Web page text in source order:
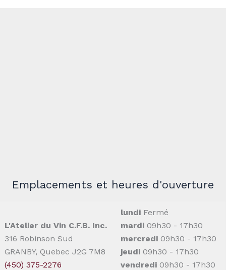
Emplacements et heures d'ouverture
L'Atelier du Vin C.F.B. Inc.
316 Robinson Sud
GRANBY, Quebec J2G 7M8
(450) 375-2276
lundi Fermé
mardi 09h30 - 17h30
mercredi 09h30 - 17h30
jeudi 09h30 - 17h30
vendredi 09h30 - 17h30